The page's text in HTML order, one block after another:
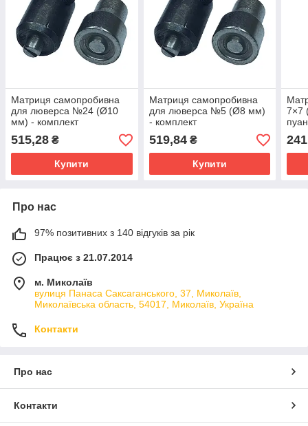
Матриця самопробивна
для люверса №24 (Ø10
мм) - комплект
пуансон+матриця для
преса DK-93/НР-2
515,28 ₴
Купити
Матриця самопробивна
для люверса №5 (Ø8 мм)
- комплект
пуансон+матриця для
преса DK-93/НР-2
519,84₴
Купити
7×7
Про нас
97% позитивних з 140 відгуків за рік
Працює з 21.07.2014
м. Миколаїв
вулиця Панаса Саксаганського, 37, Миколаїв,
Миколаївська область, 54017, Миколаїв, Україна
Контакти
Про нас
Контакти